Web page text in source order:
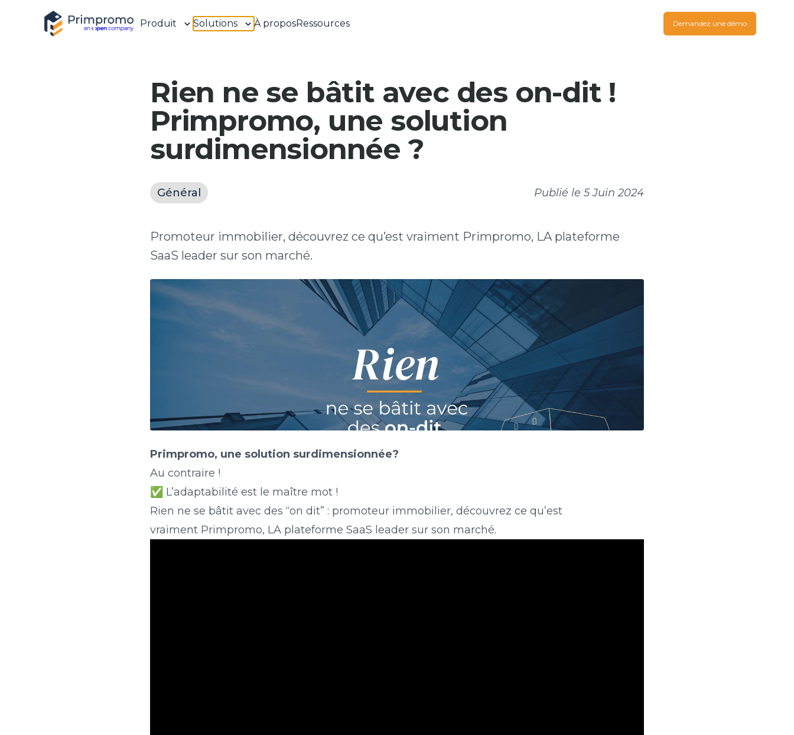
Produit Solutions À proposRessources Demandez une démo
Rien ne se bâtit avec des on-dit !
Primpromo, une solution
surdimensionnée ?
Général Publié le 5 Juin 2024
Promoteur immobilier, découvrez ce qu’est vraiment Primpromo, LA plateforme
SaaS leader sur son marché.
Primpromo, une solution surdimensionnée?
Au contraire !
✅ L’adaptabilité est le maître mot !
Rien ne se bâtit avec des “on dit” : promoteur immobilier, découvrez ce qu’est
vraiment Primpromo, LA plateforme SaaS leader sur son marché.